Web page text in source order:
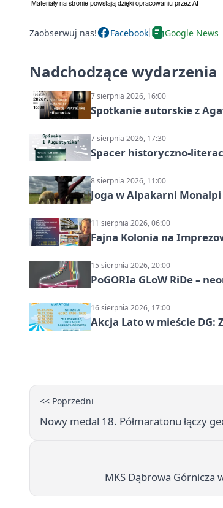
Zaobserwuj nas! Facebook Google News
Nadchodzące wydarzenia
7 sierpnia 2026, 16:00
Spotkanie autorskie z
7 sierpnia 2026, 17:30
Spacer historyczno-
8 sierpnia 2026, 11:00
Joga w Alpakarni
11 sierpnia 2026, 06:00
Fajna Kolonia na
15 sierpnia 2026, 20:00
PoGORIa GLoW RiDe –
16 sierpnia 2026, 17:00
Akcja Lato w mieście DG:
<< Poprzedni
Nowy medal 18. Półmaratonu łączy
MKS Dąbrowa Górnicza